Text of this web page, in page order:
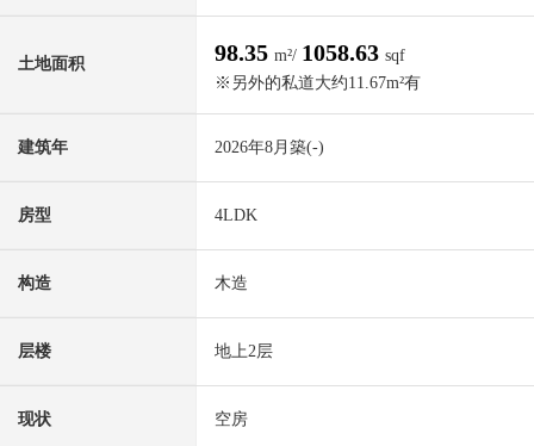
土地面积 98.35 m²/ 1058.63 sqf
※另外的私道大约11.67m²有
建筑年 2026年8月築(-)
房型 4LDK
构造 木造
层楼 地上2层
现状 空房